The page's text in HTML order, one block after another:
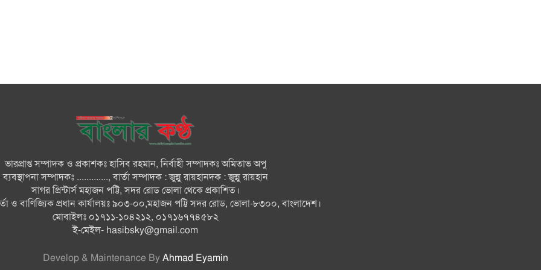
ভারপ্রাপ্ত সম্পাদক ও প্রকাশকঃ হাসিব রহমান, নির্বাহী সম্পাদকঃ অমিতাভ অপু
ব্যবস্থাপনা সম্পাদকঃ ............., বার্তা সম্পাদক : জুন্নু রায়হানদক : জুন্নু রায়হান
সাগর প্রিন্টার্স মহাজন পট্টি, সদর রোড ভোলা থেকে প্রকাশিত।
ও বাণিজ্যিক প্রধান কার্যালয়ঃ ৯০৩-০০,মহাজন পট্টি সদর রোড, ভোলা-৮৩০০, বাংলাদেশ।
মোবাইলঃ ০১৭১১-১০৪২১২, ০১৭১৬৭৭৪৫৮২
ই-মেইল- hasibsky@gmail.com
Develop & Maintenance By Ahmad Eyamin